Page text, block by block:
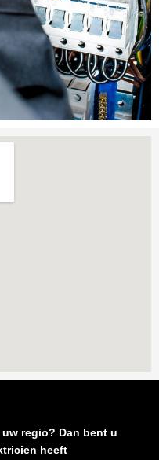
regio? Dan bent u
heeft